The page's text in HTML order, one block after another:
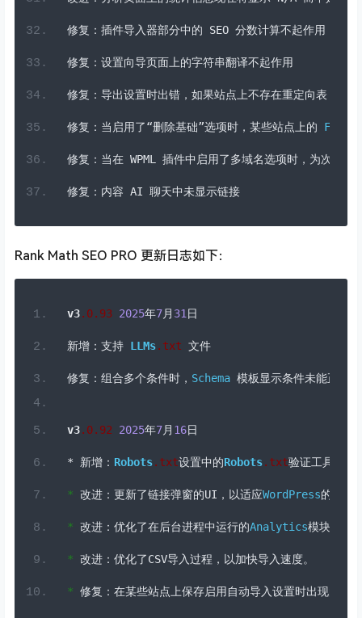
修复：插件导入器部分中的 SEO 分数计算不起作用
修复：设置向导页面上的字符串翻译不起作用
修复：导出设置时出错，如果站点上不存在重定向表
修复：当启用了“删除基础”选项时，某些站点上的 Feed
修复：当在 WPML 插件中启用了多域名选项时，为次要语
修复：内容 AI 聊天中未显示链接
Rank Math SEO PRO 更新日志如下：
v3. 0.93 2025年7月 31 日
新增：支持 LLMs. txt 文件
修复：组合多个条件时， Schema 模板显示条件未能正常
v3. 0.92 2025年7月 16日
* 新增： Robots. txt设置中的Robots. txt验证工具。
* 改进：更新了链接弹窗的UI ，以适应WordPress的样式
* 改进：优化了在后台进程中运行的Analytics模块的数
* 改进：优化了CSV导入过程，以加快导入速度。
* 修复：在某些站点上保存启用自动导入设置时出现的错